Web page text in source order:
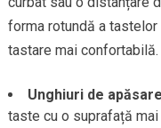
forma rotundă a
tastare mai confortabilă.
Unghiuri de
taste cu o suprafață